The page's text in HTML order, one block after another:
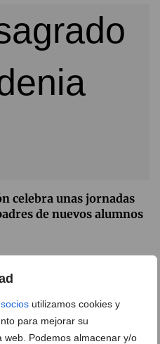
utilizamos cookies y
para mejorar su
Podemos almacenar y/o
celebra unas jornadas
de nuevos alumnos